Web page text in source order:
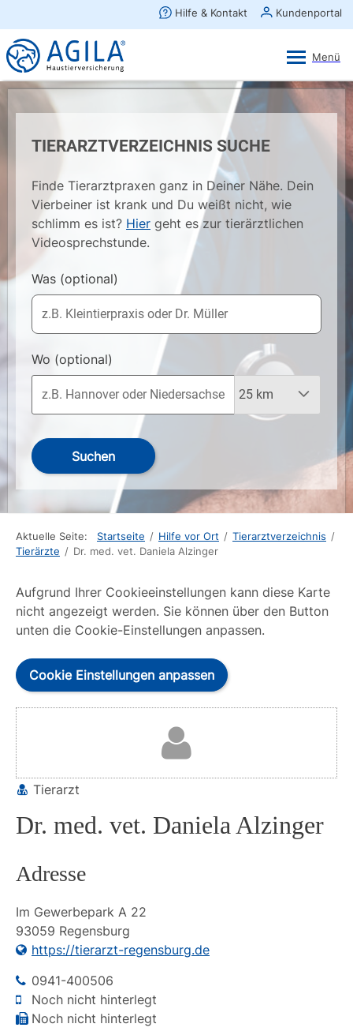
TIERARZTVERZEICHNIS SUCHE
Finde Tierarztpraxen ganz in Deiner Nähe. Dein
Vierbeiner ist krank und Du weißt nicht, wie
schlimm es ist? Hier geht es zur tierärztlichen
Videosprechstunde.
Was (optional)
Wo (optional)
Suchen
Aktuelle Seite: Startseite / Hilfe vor Ort / Tierarztverzeichnis /
Tierärzte / Dr. med. vet. Daniela Alzinger
Aufgrund Ihrer Cookieeinstellungen kann diese Karte
nicht angezeigt werden. Sie können über den Button
unten die Cookie-Einstellungen anpassen.
Cookie Einstellungen anpassen
Tierarzt
Dr. med. vet. Daniela Alzinger
Adresse
Im Gewerbepark A 22
93059 Regensburg
https://tierarzt-regensburg.de
0941-400506
Noch nicht hinterlegt
Noch nicht hinterlegt
×
AGILA Kunden-App
Gratis - Im Play Store laden
Ansehen